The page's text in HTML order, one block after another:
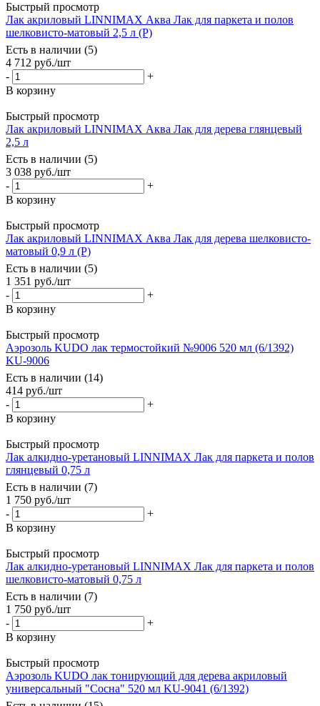
Быстрый просмотр
Лак акриловый LINNIMAX Аква Лак для паркета и полов
шелковисто-матовый 2,5 л (P)
Есть в наличии (5)
4 712 руб./шт
-
+
В корзину
Быстрый просмотр
Лак акриловый LINNIMAX Аква Лак для дерева глянцевый
2,5 л
Есть в наличии (5)
3 038 руб./шт
-
+
В корзину
Быстрый просмотр
Лак акриловый LINNIMAX Аква Лак для дерева шелковисто-
матовый 0,9 л (P)
Есть в наличии (5)
1 351 руб./шт
-
+
В корзину
Быстрый просмотр
Аэрозоль KUDO лак термостойкий №9006 520 мл (6/1392)
KU-9006
Есть в наличии (14)
414 руб./шт
-
+
В корзину
Быстрый просмотр
Лак алкидно-уретановый LINNIMAX Лак для паркета и полов
глянцевый 0,75 л
Есть в наличии (7)
1 750 руб./шт
-
+
В корзину
Быстрый просмотр
Лак алкидно-уретановый LINNIMAX Лак для паркета и полов
шелковисто-матовый 0,75 л
Есть в наличии (7)
1 750 руб./шт
-
+
В корзину
Быстрый просмотр
Аэрозоль KUDO лак тонирующий для дерева акриловый
универсальный "Сосна" 520 мл KU-9041 (6/1392)